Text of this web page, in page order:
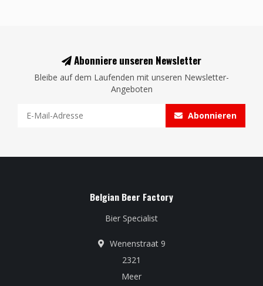
Abonniere unseren Newsletter
Bleibe auf dem Laufenden mit unseren Newsletter-
Angeboten
Abonnieren
Belgian Beer Factory
Bier Specialist
Wenenstraat 9
2321
Meer